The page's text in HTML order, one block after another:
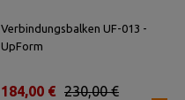
Verbindungsbalken UF-013 -
UpForm
230,00 €
184,00 €